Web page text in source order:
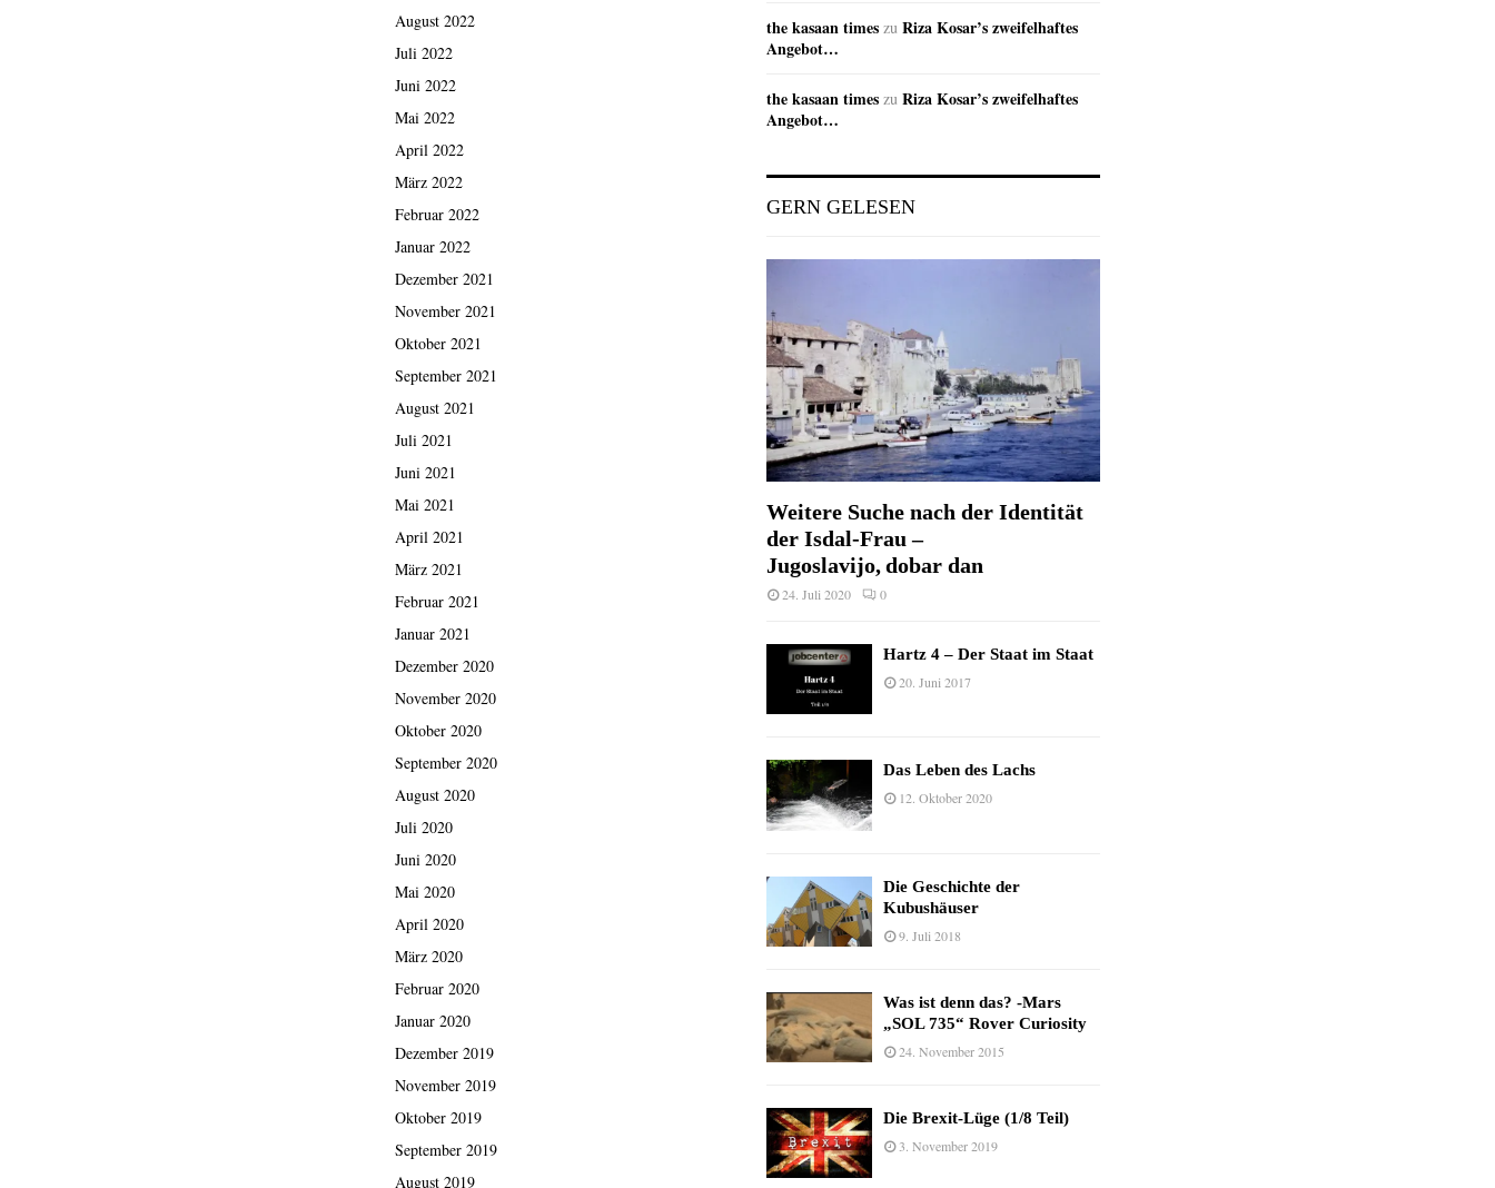
August 2022
Juli 2022
Juni 2022
Mai 2022
April 2022
März 2022
Februar 2022
Januar 2022
Dezember 2021
November 2021
Oktober 2021
September 2021
August 2021
Juli 2021
Juni 2021
Mai 2021
April 2021
März 2021
Februar 2021
Januar 2021
Dezember 2020
November 2020
Oktober 2020
September 2020
August 2020
Juli 2020
Juni 2020
Mai 2020
April 2020
März 2020
Februar 2020
Januar 2020
Dezember 2019
November 2019
Oktober 2019
September 2019
August 2019
the kasaan times zu Riza Kosar’s zweifelhaftes
Angebot…
the kasaan times zu Riza Kosar’s zweifelhaftes
Angebot…
GERN GELESEN
Weitere Suche nach der Identität
der Isdal-Frau –
Jugoslavijo, dobar dan
24. Juli 2020 0
Hartz 4 – Der Staat im Staat
20. Juni 2017
Das Leben des Lachs
12. Oktober 2020
Die Geschichte der
Kubushäuser
9. Juli 2018
Was ist denn das? -Mars
„SOL 735“ Rover Curiosity
24. November 2015
Die Brexit-Lüge (1/8 Teil)
3. November 2019